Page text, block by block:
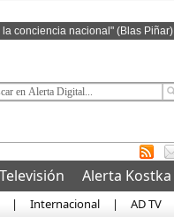
conciencia nacional" (Blas Piñar)
Alerta Kostka
| Internacional | AD TV